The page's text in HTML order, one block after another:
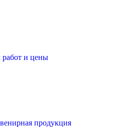
и цены
продукция